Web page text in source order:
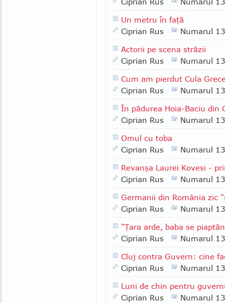
Un metru în faţă
Ciprian Rus
Numarul
Actorii pe scena străzii
Ciprian Rus
Numarul
Cum am pierdut Cula
Ciprian Rus
Numarul
În pădurea Hoia-Baciu din
Ciprian Rus
Numarul
Omul cu toba
Ciprian Rus
Numarul
Revanşa Laurei Kovesi -
Ciprian Rus
Numarul
Germanii din România zic
Ciprian Rus
Numarul
"Ţara arde, baba se
Ciprian Rus
Numarul
Cluj contra Guvern: cine
Ciprian Rus
Numarul
Luni de chin pentru
Ciprian Rus
Numarul